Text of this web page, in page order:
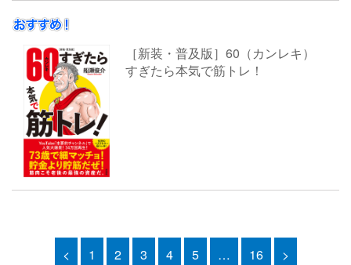
［新装・普及版］60（カンレキ）
すぎたら本気で筋トレ！
< 1 2 3 4 5 … 16 >